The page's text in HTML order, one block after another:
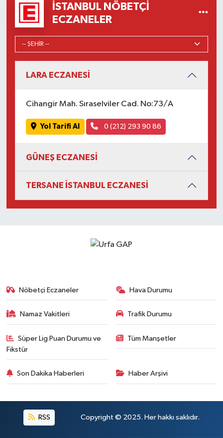
İSTANBUL NÖBETÇI
ECZANELER
LARA ECZANESİ
Cihangir Mah. Sıraselviler Cad. No:73/A
Yol Tarifi Al 0 (212) 293 90 86
GÜNEŞ ECZANESİ
TERSANE İSTANBUL ECZANESİ
Nöbetçi Eczaneler Hava Durumu
Namaz Vakitleri Trafik Durumu
Süper Lig Puan Durumu ve
Fikstür
Tüm Manşetler
Son Dakika Haberleri Haber Arşivi
RSS Copyright © 2025. Her hakkı saklıdır.